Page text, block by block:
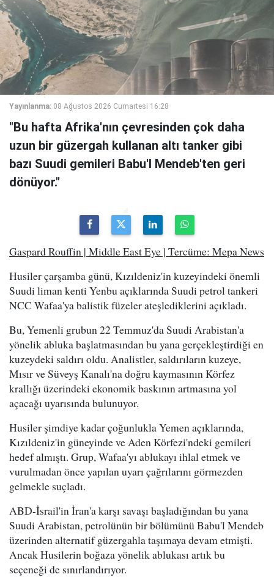
Yayınlanma: 08 Ağustos 2026 Cumartesi 16:28
"Bu hafta Afrika'nın çevresinden çok daha
uzun bir güzergah kullanan altı tanker gibi
bazı Suudi gemileri Babu'l Mendeb'ten geri
dönüyor."
Gaspard Rouffin | Middle East Eye | Tercüme: Mepa News
Husiler çarşamba günü, Kızıldeniz'in kuzeyindeki önemli
Suudi liman kenti Yenbu açıklarında Suudi petrol tankeri
NCC Wafaa'ya balistik füzeler ateşlediklerini açıkladı.
Bu, Yemenli grubun 22 Temmuz'da Suudi Arabistan'a
yönelik abluka başlatmasından bu yana gerçekleştirdiği en
kuzeydeki saldırı oldu. Analistler, saldırıların kuzeye,
Mısır ve Süveyş Kanalı'na doğru kaymasının Körfez
krallığı üzerindeki ekonomik baskının artmasına yol
açacağı uyarısında bulunuyor.
Husiler şimdiye kadar çoğunlukla Yemen açıklarında,
Kızıldeniz'in güneyinde ve Aden Körfezi'ndeki gemileri
hedef almıştı. Grup, Wafaa'yı ablukayı ihlal etmek ve
vurulmadan önce yapılan uyarı çağrılarını görmezden
gelmekle suçladı.
ABD-İsrail'in İran'a karşı savaşı başladığından bu yana
Suudi Arabistan, petrolünün bir bölümünü Babu'l Mendeb
üzerinden alternatif güzergahla taşımaya devam etmişti.
Ancak Husilerin boğaza yönelik ablukası artık bu
seçeneği de sınırlandırıyor.